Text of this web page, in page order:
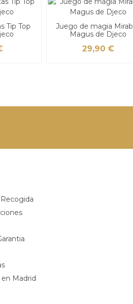
Tip Top
Juego de magia
Magus de Djeco
29,90 €
Madrid